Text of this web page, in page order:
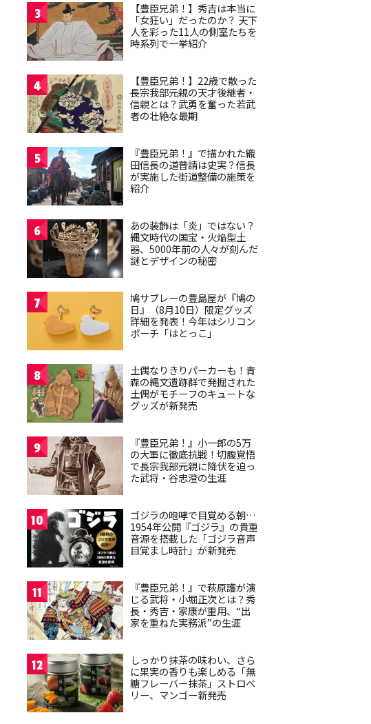
3
【豊臣兄弟！】秀吉は本当に
「女狂い」だったのか？ 天下
人を彩った11人の側室たちを
時系列で一挙紹介
4
【豊臣兄弟！】22歳で散った
長宗我部元親の天才後継者・
信親とは？武勇を奮った若武
者の壮絶な最期
5
『豊臣兄弟！』で描かれた織
田信長の道普請は史実？信長
が実施した街道整備の施策を
紹介
6
あの装飾は「炎」ではない？
縄文時代の国宝・火焔型土
器、5000年前の人々が刻んだ
謎とデザインの秘密
7
鳩サブレーの豊島屋が『鳩の
日』（8月10日）限定グッズ
詳細を発表！今年はシリコン
ポーチ「はとっこ」
8
土偶なりきりパーカーも！青
森の縄文遺跡群で発掘された
土偶がモチーフのキュートな
グッズが新発売
9
『豊臣兄弟！』小一郎の5万
の大軍に徹底抗戦！切腹覚悟
で長宗我部元親に降伏を迫っ
た武将・谷忠澄の生涯
10
ゴジラの咆哮で目覚める朝…
1954年公開『ゴジラ』の貴重
音源を搭載した「ゴジラ音声
目覚まし時計」が新発売
11
『豊臣兄弟！』で萩原護が演
じる武将・小堀正次とは？秀
長・秀吉・家康が重用、“出
家を重ねた実務派”の生涯
12
しっかり抹茶の味わい、さら
に果実の香りも楽しめる「無
糖フレーバー抹茶」ストロベ
リー、マンゴー新発売